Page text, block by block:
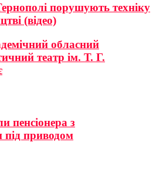
порушують техніку
(відео)
обласний
театр ім. Т. Г.
пенсіонера з
приводом